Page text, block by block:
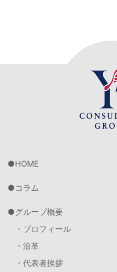
HOME
コラム
グループ概要
・プロフィール
・沿革
・代表者挨拶